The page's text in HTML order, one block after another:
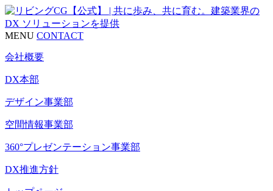
MENU CONTACT
会社概要
DX本部
デザイン事業部
空間情報事業部
360°プレゼンテーション事業部
DX推進方針